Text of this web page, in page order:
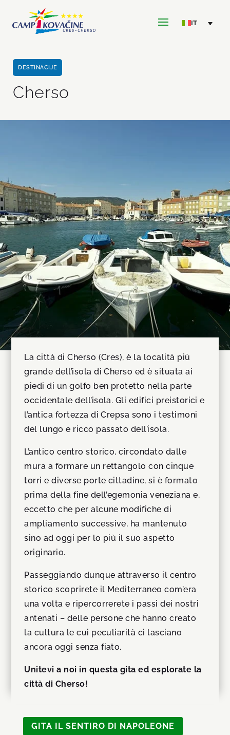
DESTINACIJE
Cherso
La città di Cherso (Cres), è la località più
grande dell’isola di Cherso ed è situata ai
piedi di un golfo ben protetto nella parte
occidentale dell’isola. Gli edifici preistorici e
l’antica fortezza di Crepsa sono i testimoni
del lungo e ricco passato dell’isola.
L’antico centro storico, circondato dalle
mura a formare un rettangolo con cinque
torri e diverse porte cittadine, si è formato
prima della fine dell’egemonia veneziana e,
eccetto che per alcune modifiche di
ampliamento successive, ha mantenuto
sino ad oggi per lo più il suo aspetto
originario.
Passeggiando dunque attraverso il centro
storico scoprirete il Mediterraneo com’era
una volta e ripercorrerete i passi dei nostri
antenati – delle persone che hanno creato
la cultura le cui peculiarità ci lasciano
ancora oggi senza fiato.
Unitevi a noi in questa gita ed esplorate la
città di Cherso!
GITA IL SENTIRO DI NAPOLEONE